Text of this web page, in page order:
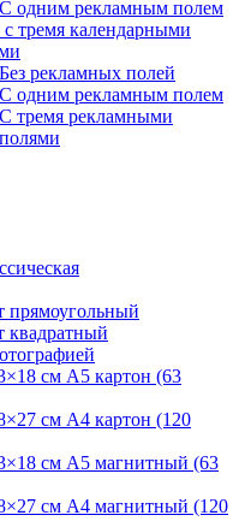
С одним рекламным полем
тремя календарными
Без рекламных полей
С одним рекламным полем
С тремя рекламными
полями
прямоугольный
квадратный
см А5 картон (63
см А4 картон (120
см А5 магнитный (63
см А4 магнитный (120